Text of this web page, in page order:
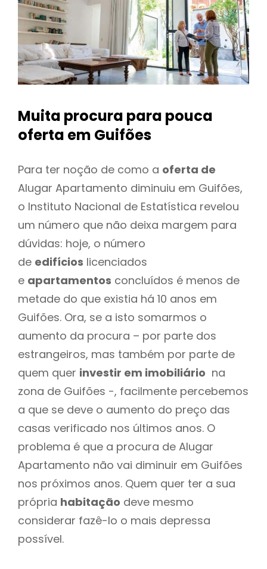
Muita procura para pouca
oferta em Guifões
Para ter noção de como a oferta de
Alugar Apartamento diminuiu em Guifões,
o Instituto Nacional de Estatística revelou
um número que não deixa margem para
dúvidas: hoje, o número
de edifícios licenciados
e apartamentos concluídos é menos de
metade do que existia há 10 anos em
Guifões. Ora, se a isto somarmos o
aumento da procura – por parte dos
estrangeiros, mas também por parte de
quem quer investir em imobiliário na
zona de Guifões -, facilmente percebemos
a que se deve o aumento do preço das
casas verificado nos últimos anos. O
problema é que a procura de Alugar
Apartamento não vai diminuir em Guifões
nos próximos anos. Quem quer ter a sua
própria habitação deve mesmo
considerar fazê-lo o mais depressa
possível.